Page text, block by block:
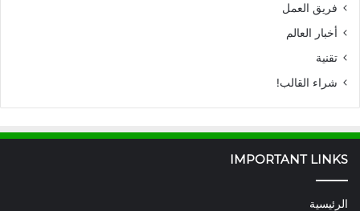
فريق العمل
أخبار العالم
تقنية
شراء القالب!
IMPORTANT LINKS
الرئيسية